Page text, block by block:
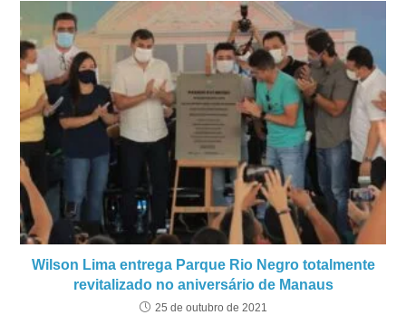
Wilson Lima entrega Parque Rio Negro totalmente
revitalizado no aniversário de Manaus
25 de outubro de 2021